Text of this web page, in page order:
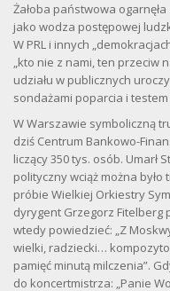
Żałoba państwowa
jako wodza postępowej
W PRL i innych
„kto nie z nami, ten przeciw
udziału w publicznych
sondażami poparcia i
W Warszawie symboliczną
dziś Centrum Bankowo-
liczący 350 tys. osób. Umarł
polityczny wciąż można
próbie Wielkiej Orkiestry
dyrygent Grzegorz Fitelberg
wtedy powiedzieć: „Z
wielki, radziecki…
pamięć minutą milczenia”.
do koncertmistrza: „Panie